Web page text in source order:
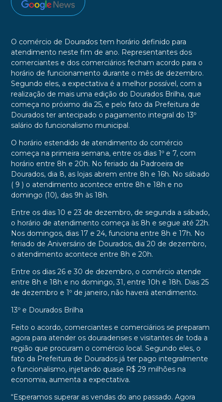
O comércio de Dourados tem horário definido para
atendimento neste fim de ano. Representantes dos
comerciantes e dos comerciários fecham acordo para o
horário de funcionamento durante o mês de dezembro.
Segundo eles, a expectativa é a melhor possível, com a
realização de mais uma edição do Dourados Brilha, que
começa no próximo dia 25, e pelo fato da Prefeitura de
Dourados ter antecipado o pagamento integral do 13º
salário do funcionalismo municipal.
O horário estendido de atendimento do comércio
começa na primeira semana, entre os dias 1º e 7, com
horário entre 8h e 20h. No feriado da Padroeira de
Dourados, dia 8, as lojas abrem entre 8h e 16h. No sábado
( 9 ) o atendimento acontece entre 8h e 18h e no
domingo (10), das 9h às 18h.
Entre os dias 10 e 23 de dezembro, de segunda a sábado,
o horário de atendimento começa às 8h e segue até 22h.
Nos domingos, dias 17 e 24, funciona entre 8h e 17h. No
feriado de Aniversário de Dourados, dia 20 de dezembro,
o atendimento acontece entre 8h e 20h.
Entre os dias 26 e 30 de dezembro, o comércio atende
entre 8h e 18h e no domingo, 31, entre 10h e 18h. Dias 25
de dezembro e 1º de janeiro, não haverá atendimento.
13º e Dourados Brilha
Feito o acordo, comerciantes e comerciários se preparam
agora para atender os douradenses e visitantes de toda a
região que procuram o comércio local. Segundo eles, o
fato da Prefeitura de Dourados já ter pago integralmente
o funcionalismo, injetando quase R$ 29 milhões na
economia, aumenta a expectativa.
“Esperamos superar as vendas do ano passado. Agora